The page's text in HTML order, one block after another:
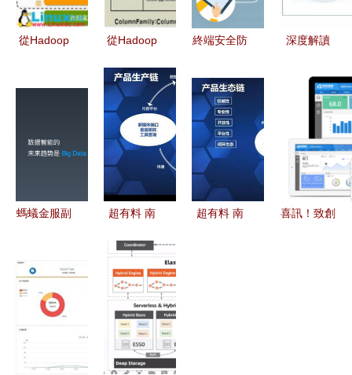
從Hadoop
MapReduce
之道
從Hadoop
MapReduce
模式探討海
量數據處理
之道
終端安全防
業數據處理
的守護神
深度解讀
效果廣告中
的數據價值
與核心數據
處理
螞蟻金服副
親述 15 年
技術架構演
進 數據處
超有料 南
重磅發布30
項產品，11
名知名專家
加盟共筑智
慧未來
超有料 南
喜訊！致創